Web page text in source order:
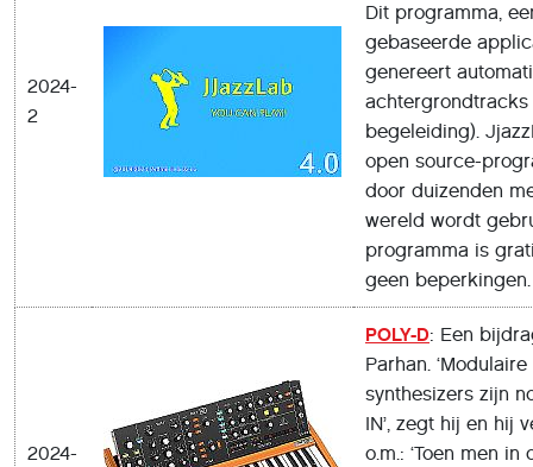
2024-
2
Dit programma,
gebaseerde
genereert
achtergrondtracks
begeleiding).
open source-
door duizenden
wereld wordt
programma is
geen beperkingen.
2024-
POLY-D: Een
Parhan. ‘Modulaire
synthesizers zijn
IN’, zegt hij en hij
o.m.: ‘Toen men